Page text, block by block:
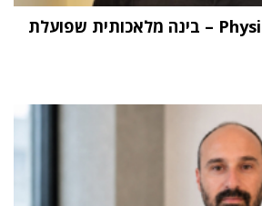
"העתיד הוא Physical AI – בינה מלאכותית שפועלת